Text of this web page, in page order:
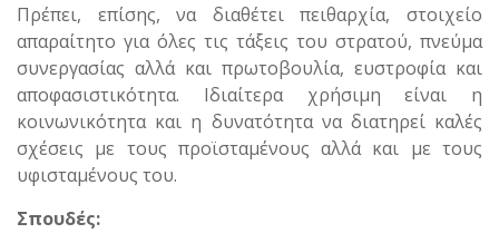
Πρέπει, επίσης, να διαθέτει πειθαρχία, στοιχείο
απαραίτητο για όλες τις τάξεις του στρατού, πνεύμα
συνεργασίας αλλά και πρωτοβουλία, ευστροφία και
αποφασιστικότητα. Ιδιαίτερα χρήσιμη είναι η
κοινωνικότητα και η δυνατότητα να διατηρεί καλές
σχέσεις με τους προϊσταμένους αλλά και με τους
υφισταμένους του.
Σπουδές: